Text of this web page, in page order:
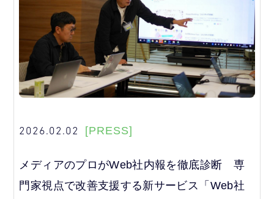
2026.02.02 [PRESS]
メディアのプロがWeb社内報を徹底診断 専
門家視点で改善支援する新サービス「Web社